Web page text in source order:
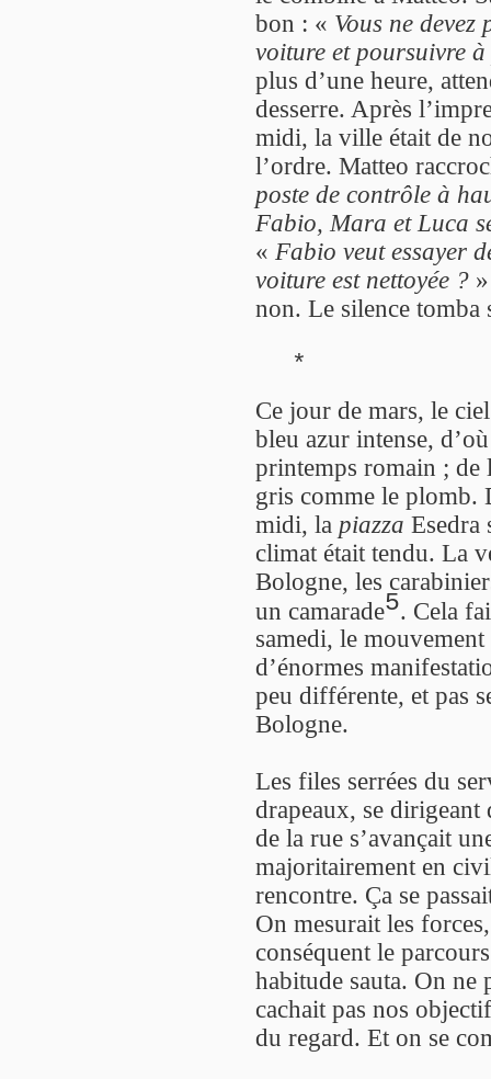
bon : « Vous ne
voiture et poursuivre
plus d’une heure,
desserre. Après
midi, la ville était de
l’ordre. Matteo
poste de contrôle à
Fabio, Mara et Luca
« Fabio veut essayer
voiture est nettoyée ?
non. Le silence tomba
*
Ce jour de mars, le
bleu azur intense,
printemps romain ; de
gris comme le plomb.
midi, la piazza Esedra
climat était tendu. La
Bologne, les
un camarade5. Cela
samedi, le
d’énormes
peu différente, et pas
Bologne.
Les files serrées du
drapeaux, se
de la rue s’avançait
majoritairement en
rencontre. Ça se
On mesurait les
conséquent le
habitude sauta. On ne
cachait pas nos
du regard. Et on se